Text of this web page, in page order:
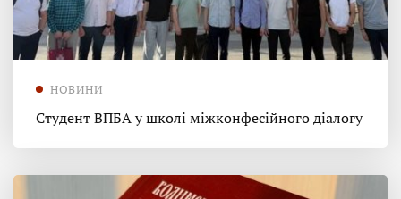
НОВИНИ
Студент ВПБА у школі міжконфесійного діалогу